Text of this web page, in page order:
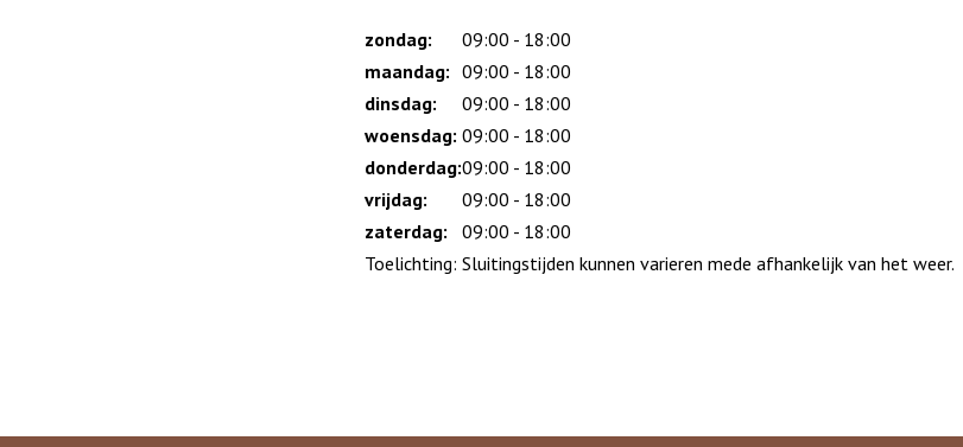
Dag
Time
slot
Reactie
zondag:
09:00 - 18:00
maandag: 09:00 - 18:00
dinsdag:
09:00 - 18:00
woensdag: 09:00 - 18:00
donderdag:09:00 - 18:00
vrijdag:
09:00 - 18:00
zaterdag:
09:00 - 18:00
Toelichting: Sluitingstijden kunnen varieren mede afhankelijk van het weer.